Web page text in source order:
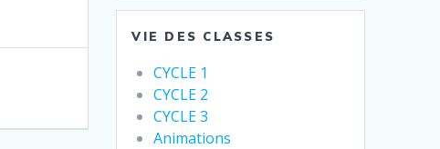
VIE DES CLASSES
CYCLE 1
CYCLE 2
CYCLE 3
Animations